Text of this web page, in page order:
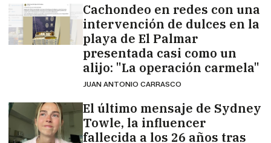
Cachondeo en redes con una
intervención de dulces en la
playa de El Palmar
presentada casi como un
alijo: "La operación carmela"
JUAN ANTONIO CARRASCO
El último mensaje de Sydney
Towle, la influencer
fallecida a los 26 años tras